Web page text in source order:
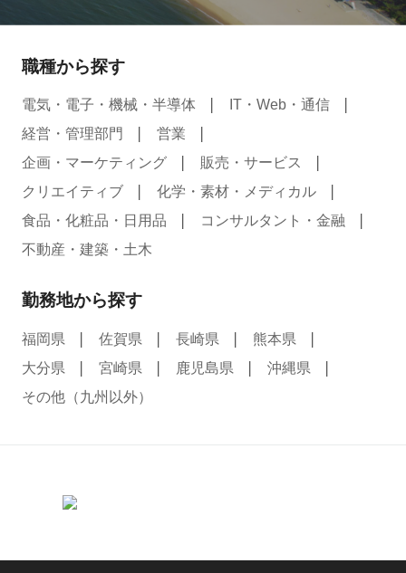
職種から探す
電気・電子・機械・半導体
IT・Web・通信
経営・管理部門
営業
企画・マーケティング
販売・サービス
クリエイティブ
化学・素材・メディカル
食品・化粧品・日用品
コンサルタント・金融
不動産・建築・土木
勤務地から探す
福岡県 佐賀県 長崎県
熊本県
大分県
宮崎県 鹿児島県
沖縄県
その他（九州以外）